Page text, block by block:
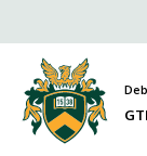
Diákkör